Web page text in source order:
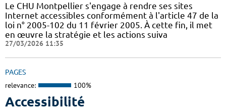
Le CHU Montpellier s'engage à rendre ses sites
Internet accessibles conformément à l'article 47 de la
loi n° 2005-102 du 11 février 2005. À cette fin, il met
en œuvre la stratégie et les actions suiva
27/03/2026 11:35
PAGES
relevance: 100%
Accessibilité